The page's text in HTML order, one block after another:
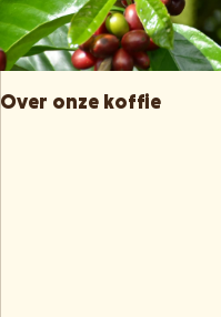
Over onze koffie